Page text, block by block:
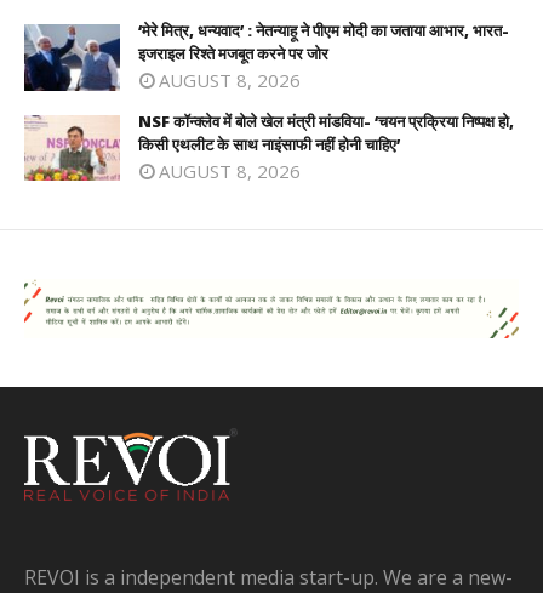
‘मेरे मित्र, धन्यवाद’ : नेतन्याहू ने पीएम मोदी का जताया आभार, भारत-
इजराइल रिश्ते मजबूत करने पर जोर
AUGUST 8, 2026
NSF कॉन्क्लेव में बोले खेल मंत्री मांडविया- ‘चयन प्रक्रिया निष्पक्ष हो,
किसी एथलीट के साथ नाइंसाफी नहीं होनी चाहिए’
AUGUST 8, 2026
REVOI is a independent media start-up. We are a new-